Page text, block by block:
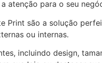
atenção para o seu
Print são a solução
ou internas.
incluindo design,